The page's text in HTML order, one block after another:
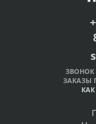
ЗВОНОК
ЗАКАЗЫ